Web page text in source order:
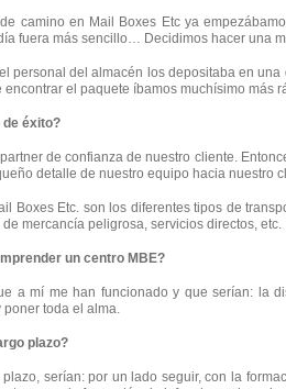
camino en Mail Boxes Etc ya
fuera más sencillo… Decidimos hacer una
personal del almacén los depositaba en
el paquete íbamos muchísimo más
de éxito?
de confianza de nuestro cliente.
detalle de nuestro equipo hacia nuestro
Boxes Etc. son los diferentes tipos de
mercancía peligrosa, servicios directos, etc.
un centro MBE?
a mí me han funcionado y que serían: la
poner toda el alma.
plazo?
serían: por un lado seguir, con la